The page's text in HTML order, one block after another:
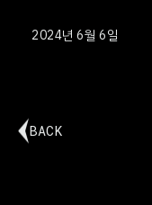
2024년 6월 6일
BACK